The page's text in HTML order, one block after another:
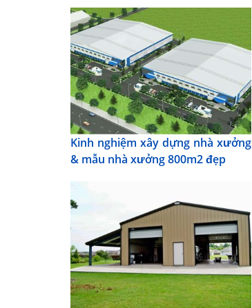
Kinh nghiệm xây dựng nhà xưởng
& mẫu nhà xưởng 800m2 đẹp